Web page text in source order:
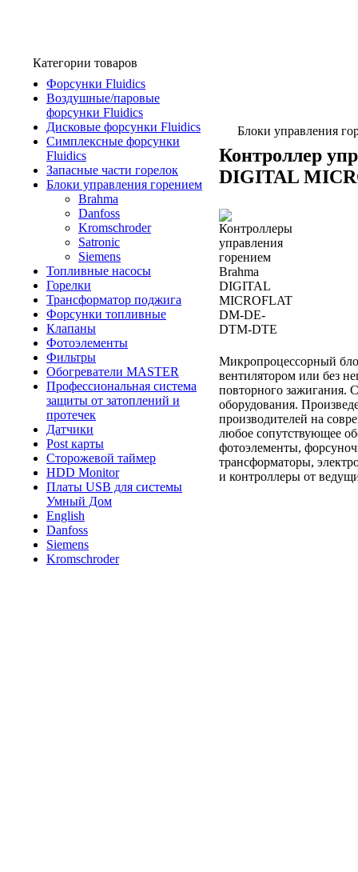
Категории товаров
Форсунки Fluidics
Воздушные/паровые
форсунки Fluidics
Дисковые форсунки Fluidics
Симплексные форсунки
Fluidics
Запасные части горелок
Блоки управления горением
Brahma
Danfoss
Kromschroder
Satronic
Siemens
Топливные насосы
Горелки
Трансформатор поджига
Форсунки топливные
Клапаны
Фотоэлементы
Фильтры
Обогреватели MASTER
Профессиональная система
защиты от затоплений и
протечек
Датчики
Post карты
Сторожевой таймер
HDD Monitor
Платы USB для системы
Умный Дом
English
Danfoss
Siemens
Kromschroder
Блоки управления
Контроллер
DIGITAL
Микропроцессорный
вентилятором или без
повторного зажигания.
оборудования.
производителей на
любое сопутствующее
фотоэлементы,
трансформаторы,
и контроллеры от